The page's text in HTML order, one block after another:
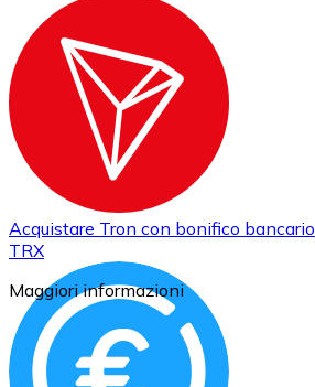
Acquistare Tron con bonifico bancario
TRX
Maggiori informazioni